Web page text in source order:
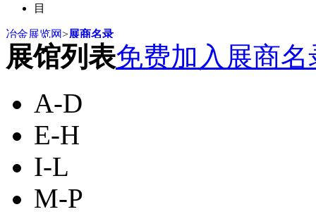
目
冶金展览网>展商名录
展馆列表免费加入展商名
A-D
E-H
I-L
M-P